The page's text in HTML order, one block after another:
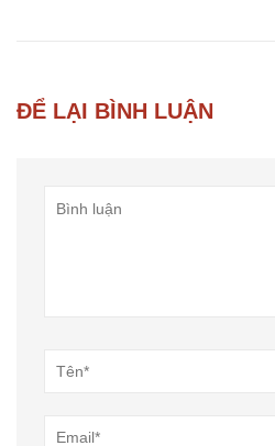
ĐỂ LẠI BÌNH LUẬN